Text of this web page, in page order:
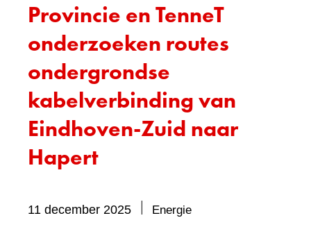
Provincie en TenneT
onderzoeken routes
ondergrondse
kabelverbinding van
Eindhoven-Zuid naar
Hapert
11 december 2025 EnergieBevat